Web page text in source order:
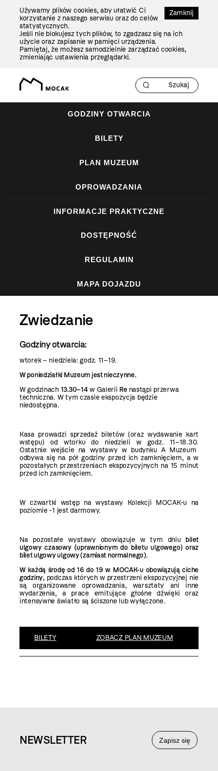
Zamknij
Używamy plików cookies, aby ułatwić Ci
korzystanie z naszego serwisu oraz do celów
statystycznych.
Jeśli nie blokujesz tych plików, to zgadzasz się na ich
użycie oraz zapisanie w pamięci urządzenia.
Pamiętaj, że możesz samodzielnie zarządzać cookies,
zmieniając ustawienia przeglądarki.
GODZINY OTWARCIA
BILETY
PLAN MUZEUM
OPROWADZANIA
INFORMACJE PRAKTYCZNE
DOSTĘPNOŚĆ
REGULAMIN
MAPA DOJAZDU
Zwiedzanie
Godziny otwarcia:
wtorek – niedziela: godz. 11–19.
W poniedziałki Muzeum jest nieczynne.
W godzinach 13.30–14w Galerii Re nastąpi przerwa
techniczna. W tym czasie ekspozycja będzie
niedostępna.
Kasa prowadzi sprzedaż biletów (oraz wydawanie kart
wstępu) od wtorku do niedzieli w godz. 11–18.30.
Ostatnie wejście na wystawy w budynku A Muzeum
odbywa się na pół godziny przed ich zamknięciem, a w
pozostałych przestrzeniach ekspozycyjnych na 15 minut
przed ich zamknięciem.
W czwartki wstęp na wystawy Kolekcji MOCAK-u na
poziomie -1 jest darmowy.
Na pozostałe wystawy obowiązuje w tym dniu bilet
ulgowy czasowy (uprawnionym do biletu ulgowego) oraz
bilet ulgowy ulgowy (zamiast normalnego).
W każdą środę od 16 do 19 w MOCAK-u obowiązują ciche
godziny, podczas których w przestrzeni ekspozycyjnej nie
są organizowane oprowadzania, warsztaty ani inne
wydarzenia, a prace emitujące głośne dźwięki oraz
intensywne światło są ściszone lub wyłączone.
BILETY ZOBACZ PLAN MUZEUM
Zapisz się
NEWSLETTER